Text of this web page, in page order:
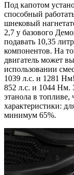
Под капотом
способный
шнековый
2,7 у базового
подавать 10,35
компонентов. На
двигатель может
использовании
1039 л.с. и 1281
852 л.с. и 1044 Нм.
этанола в топливе,
характеристики:
минимум 65%.